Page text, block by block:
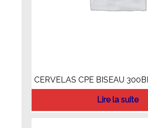
CERVELAS CPE BISEAU
Lire la suite